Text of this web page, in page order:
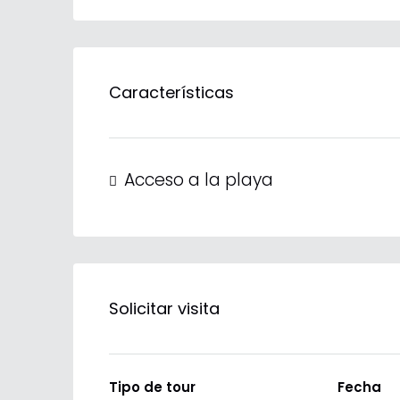
Características
Acceso a la playa
Solicitar visita
Tipo de tour Fecha